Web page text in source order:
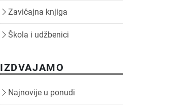
Zavičajna knjiga
Škola i udžbenici
IZDVAJAMO
Najnovije u ponudi